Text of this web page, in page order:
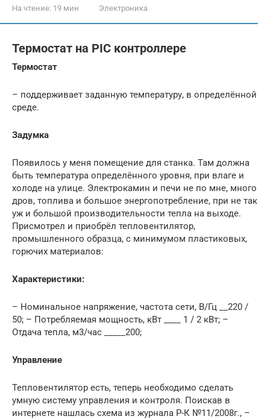
На чтение: 19 мин Электроника
Термостат на PIC контроллере
Термостат
– поддерживает заданную температуру, в определённой
среде.
Задумка
Появилось у меня помещение для станка. Там должна
быть температура определённого уровня, при влаге и
холоде на улице. Электрокамин и печи не по мне, много
дров, топлива и большое энергопотребление, при не так
уж и большой производительности тепла на выходе.
Присмотрел и приобрёл тепловентилятор,
промышленного образца, с минимумом пластиковых,
горючих материалов:
Характеристики:
– Номинальное напряжение, частота сети, В/Гц __220 /
50; – Потребляемая мощность, кВт ____ 1 / 2 кВт; –
Отдача тепла, м3/час _____200;
Управление
Тепловентилятор есть, теперь необходимо сделать
умную систему управления и контроля. Поискав в
интернете нашлась схема из журнала Р-К №11/2008г., –